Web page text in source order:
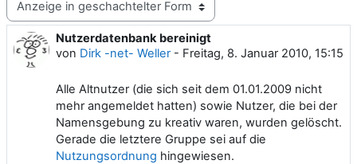
Nutzerdatenbank bereinigt
von Dirk -net- Weller- Freitag, 8. Januar 2010, 15:15
Anzahl Antworten: 0
Alle Altnutzer (die sich seit dem 01.01.2009 nicht
mehr angemeldet hatten) sowie Nutzer, die bei der
Namensgebung zu kreativ waren, wurden gelöscht.
Gerade die letztere Gruppe sei auf die
Nutzungsordnung hingewiesen.